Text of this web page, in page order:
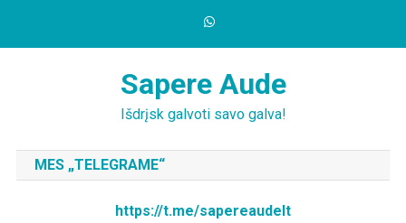
Sapere Aude
Išdrįsk galvoti savo galva!
MES „TELEGRAME“
https://t.me/sapereaudelt